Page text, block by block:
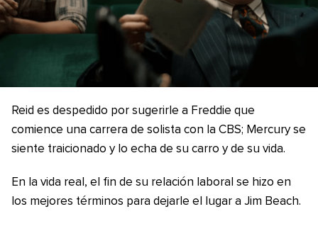
Reid es despedido por sugerirle a Freddie que
comience una carrera de solista con la CBS; Mercury se
siente traicionado y lo echa de su carro y de su vida.
En la vida real, el fin de su relación laboral se hizo en
los mejores términos para dejarle el lugar a Jim Beach.